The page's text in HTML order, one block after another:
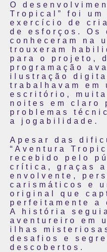
O
Tropical” foi um
exercício de
de esforços. Os
conheceram na
trouxeram
para o projeto,
programação
ilustração
trabalhavam em
escritório,
noites em claro
problemas
a jogabilidade.
Apesar das
“Aventura
recebido pelo
crítica, graças
envolvente,
carismáticos e
original que
perfeitamente a
A história
aventureiro em
ilhas
desafios e
descobertos.